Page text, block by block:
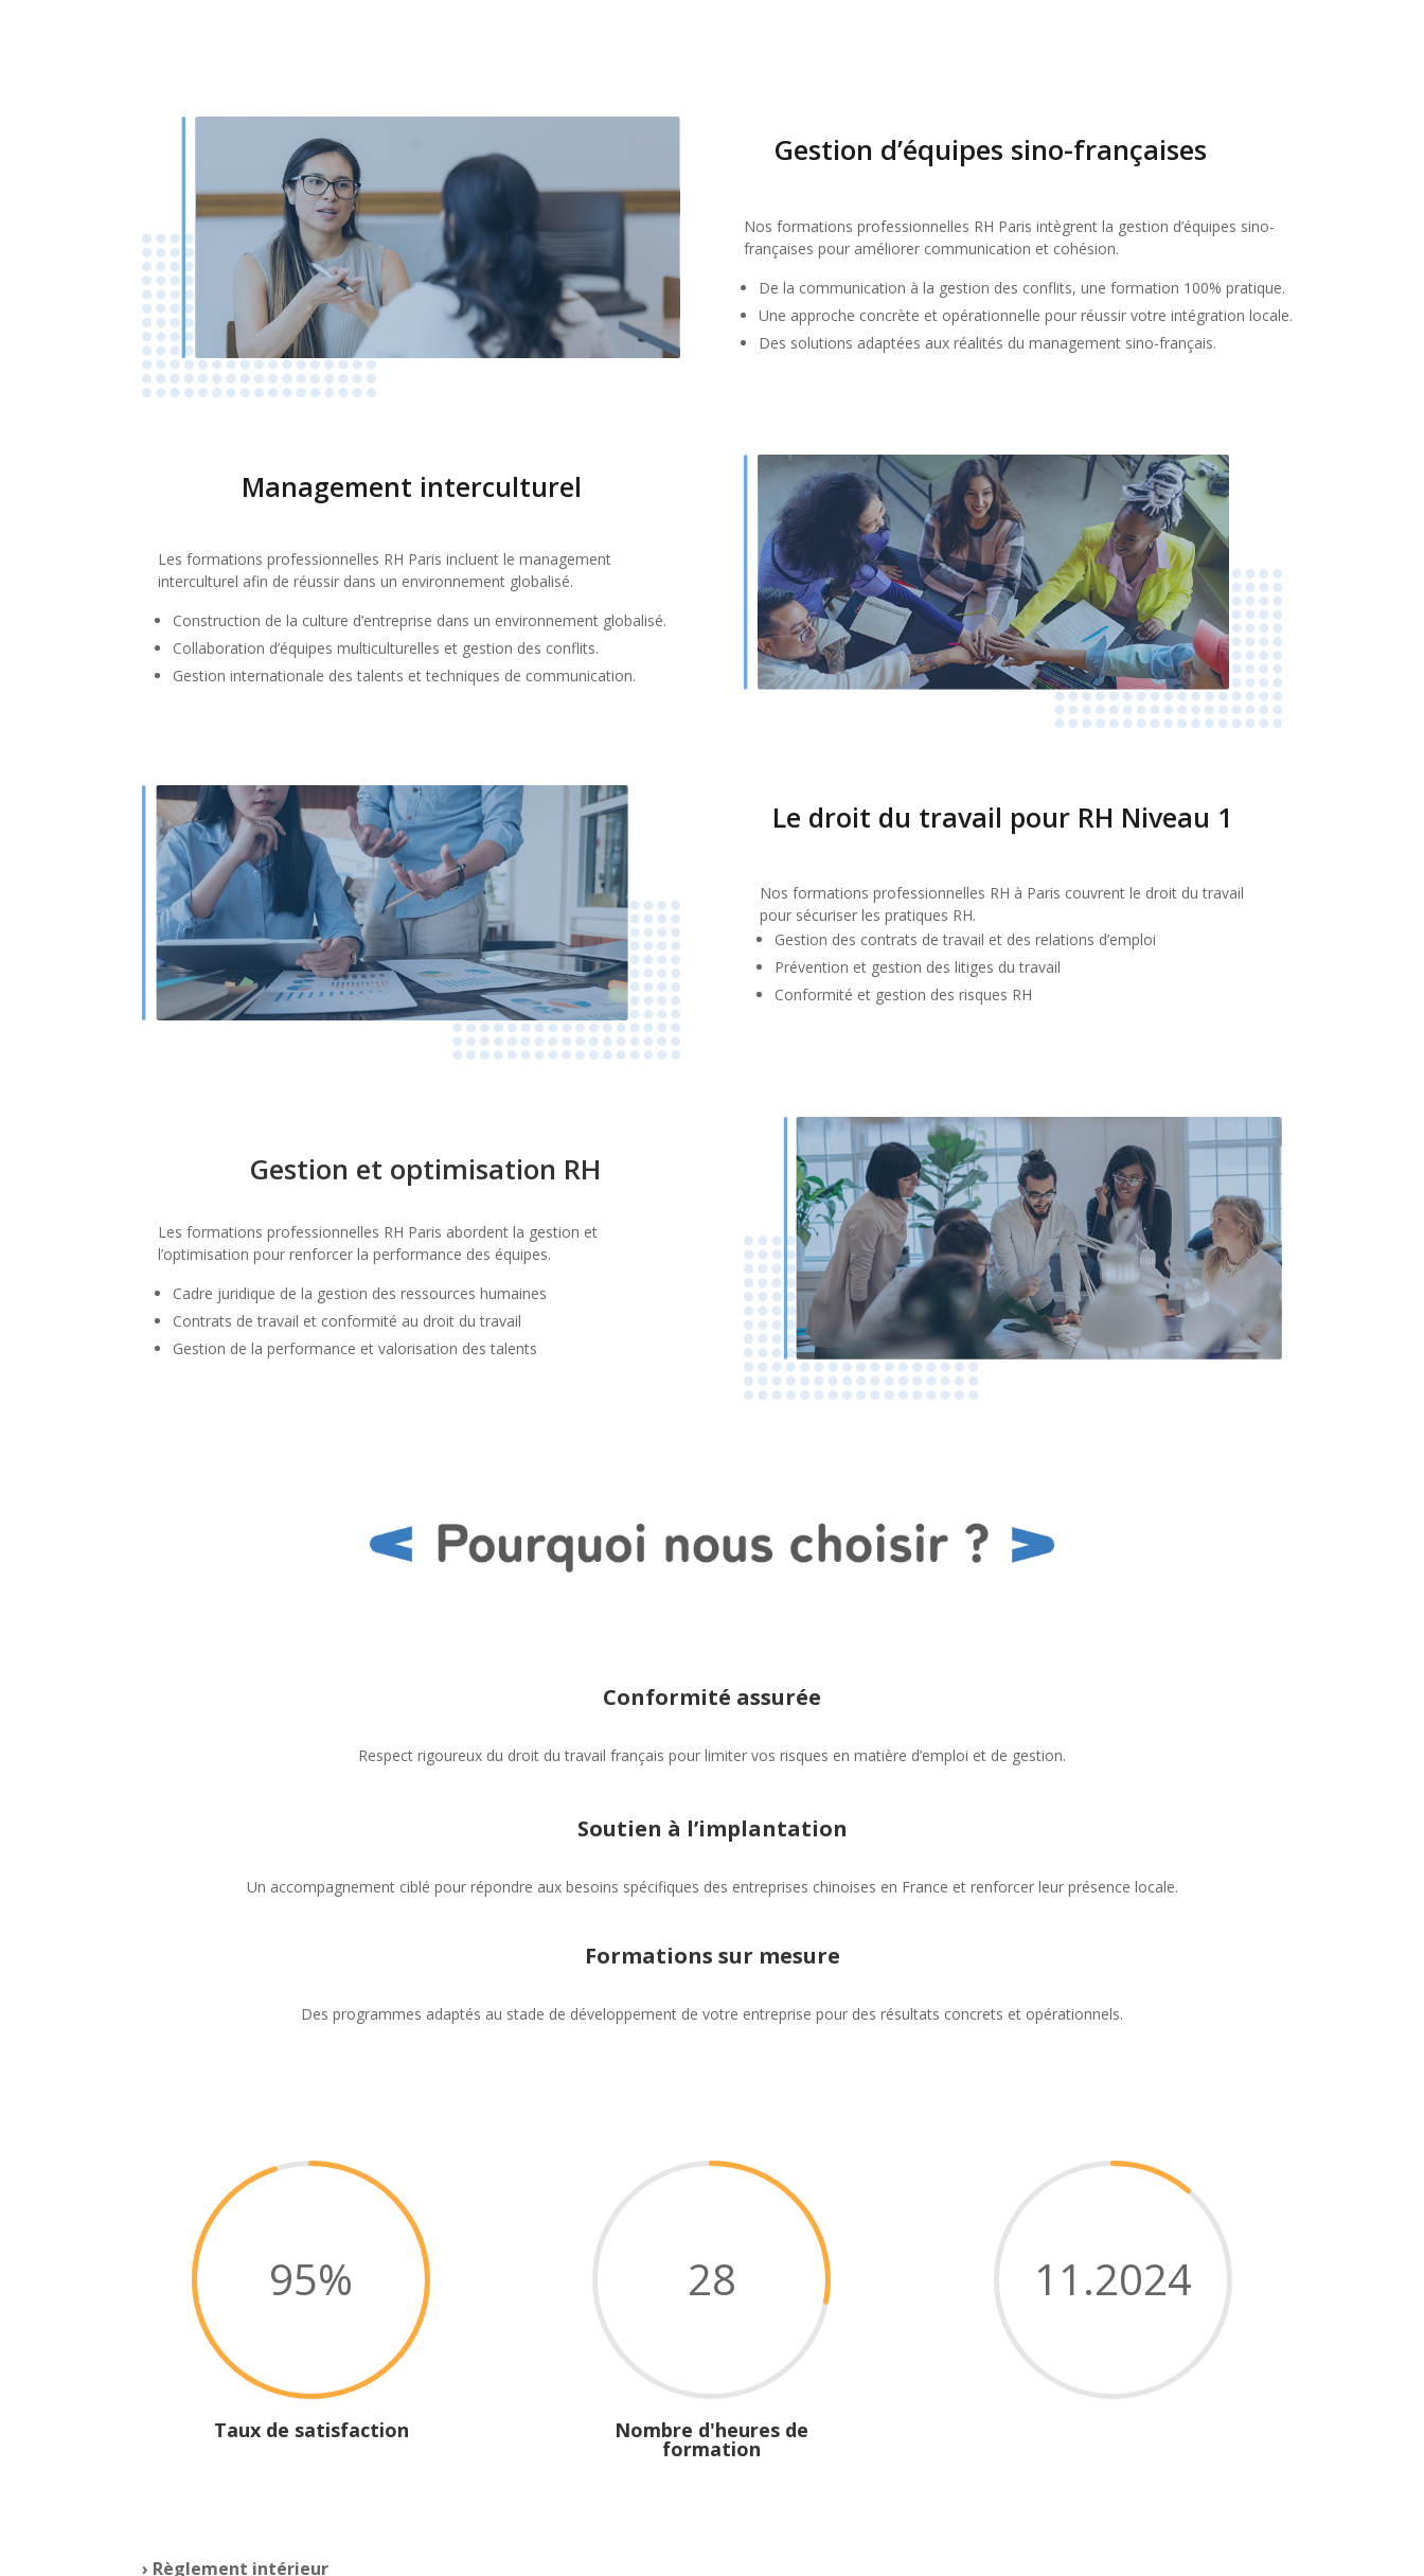
Gestion d’équipes sino-françaises
Nos formations professionnelles RH Paris intègrent la gestion d’équipes sino-
françaises pour améliorer communication et cohésion.
De la communication à la gestion des conflits, une formation 100% pratique.
Une approche concrète et opérationnelle pour réussir votre intégration locale.
Des solutions adaptées aux réalités du management sino-français.
Management interculturel
Les formations professionnelles RH Paris incluent le management
interculturel afin de réussir dans un environnement globalisé.
Construction de la culture d’entreprise dans un environnement globalisé.
Collaboration d’équipes multiculturelles et gestion des conflits.
Gestion internationale des talents et techniques de communication.
Le droit du travail pour RH Niveau 1
Nos formations professionnelles RH à Paris couvrent le droit du travail
pour sécuriser les pratiques RH.
Gestion des contrats de travail et des relations d’emploi
Prévention et gestion des litiges du travail
Conformité et gestion des risques RH
Gestion et optimisation RH
Les formations professionnelles RH Paris abordent la gestion et
l’optimisation pour renforcer la performance des équipes.
Cadre juridique de la gestion des ressources humaines
Contrats de travail et conformité au droit du travail
Gestion de la performance et valorisation des talents
Conformité assurée
Respect rigoureux du droit du travail français pour limiter vos risques en matière d’emploi et de gestion.
Soutien à l’implantation
Un accompagnement ciblé pour répondre aux besoins spécifiques des entreprises chinoises en France et renforcer leur présence locale.
Formations sur mesure
Des programmes adaptés au stade de développement de votre entreprise pour des résultats concrets et opérationnels.
95%
Taux de satisfaction
28
Nombre d'heures de
formation
11.2024
› Règlement intérieur